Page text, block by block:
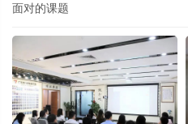
面对的课题